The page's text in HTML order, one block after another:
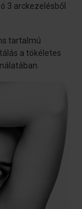
3 arckezelésből
tartalmú
a tökéletes